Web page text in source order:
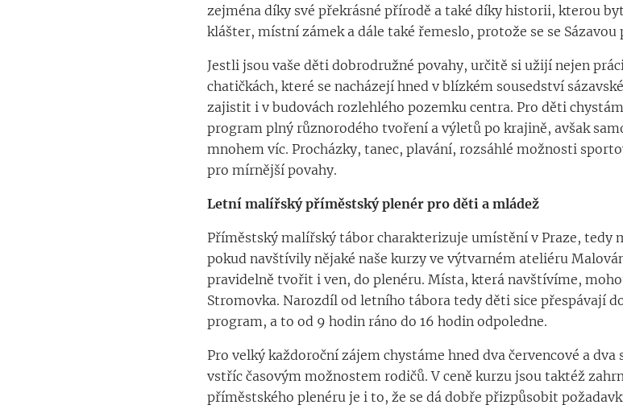
zejména díky své překrásné přírodě a také díky historii, kterou
klášter, místní zámek a dále také řemeslo, protože se se
Jestli jsou vaše děti dobrodružné povahy, určitě si užijí nejen
chatičkách, které se nacházejí hned v blízkém sousedství
zajistit i v budovách rozlehlého pozemku centra. Pro děti
program plný různorodého tvoření a výletů po krajině, avšak
mnohem víc. Procházky, tanec, plavání, rozsáhlé možnosti
pro mírnější povahy.
Letní malířský příměstský plenér pro děti a mládež
Příměstský malířský tábor charakterizuje umístění v Praze, tedy
pokud navštívily nějaké naše kurzy ve výtvarném ateliéru
pravidelně tvořit i ven, do plenéru. Místa, která navštívíme,
Stromovka. Narozdíl od letního tábora tedy děti sice přespávají
program, a to od 9 hodin ráno do 16 hodin odpoledne.
Pro velký každoroční zájem chystáme hned dva červencové a
vstříc časovým možnostem rodičů. V ceně kurzu jsou taktéž
příměstského plenéru je i to, že se dá dobře přizpůsobit